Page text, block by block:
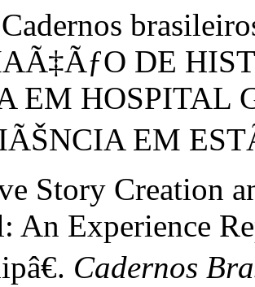
DE
EM HOSPITAL
EM
Story Creation
An Experience
Cadernos